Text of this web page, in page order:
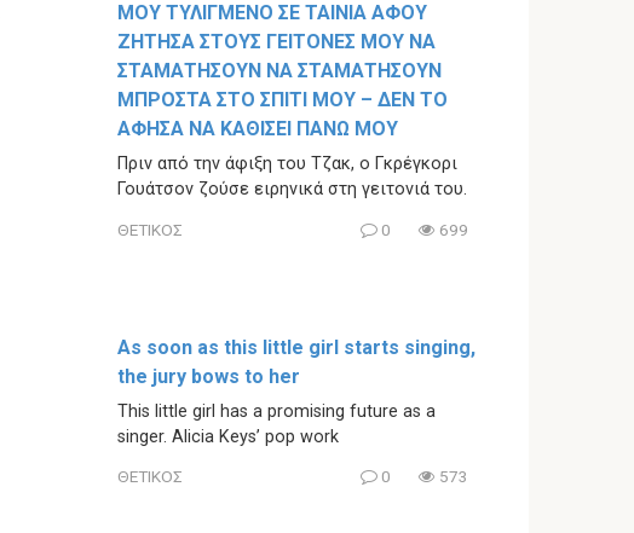
ΜΟΥ ΤΥΛΙΓΜΕΝΟ ΣΕ ΤΑΙΝΙΑ ΑΦΟΥ
ΖΗΤΗΣΑ ΣΤΟΥΣ ΓΕΙΤΟΝΕΣ ΜΟΥ ΝΑ
ΣΤΑΜΑΤΗΣΟΥΝ ΝΑ ΣΤΑΜΑΤΗΣΟΥΝ
ΜΠΡΟΣΤΑ ΣΤΟ ΣΠΙΤΙ ΜΟΥ – ΔΕΝ ΤΟ
ΑΦΗΣΑ ΝΑ ΚΑΘΙΣΕΙ ΠΑΝΩ ΜΟΥ
Πριν από την άφιξη του Τζακ, ο Γκρέγκορι
Γουάτσον ζούσε ειρηνικά στη γειτονιά του.
ΘΕΤΙΚΟΣ 0 699
As soon as this little girl starts singing,
the jury bows to her
This little girl has a promising future as a
singer. Alicia Keys’ pop work
ΘΕΤΙΚΟΣ 0 573